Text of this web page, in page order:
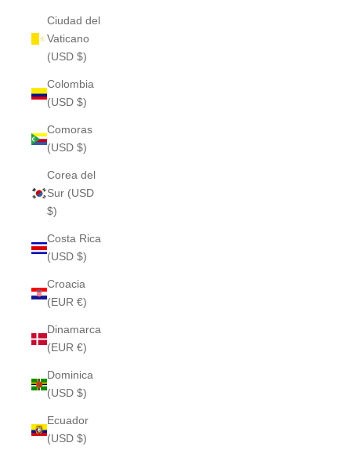
Ciudad del
Vaticano
(USD $)
Colombia
(USD $)
Comoras
(USD $)
Corea del
Sur (USD
$)
Costa Rica
(USD $)
Croacia
(EUR €)
Dinamarca
(EUR €)
Dominica
(USD $)
Ecuador
(USD $)